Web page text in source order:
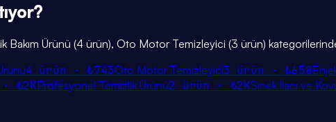
Bakım Ürünü (4 ürün), Oto Motor Temizleyici (3 ürün)
4 ürün ·₺743Oto Motor Temizleyici3 ürün ·₺658
₺2KProfesyonel Temizlik Ürünü2 ürün · ₺2KSinek İlacı ve